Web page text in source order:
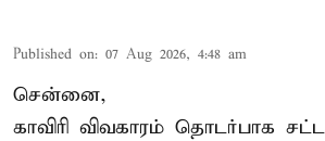
Published on: 07 Aug 2026, 4:48 am
சென்னை,
காவிரி விவகாரம் தொடர்பாக